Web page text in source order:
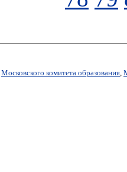
Московского комитета образования,